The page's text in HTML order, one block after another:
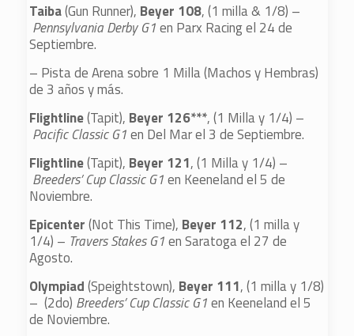
Taiba(Gun Runner), Beyer 108, (1 milla & 1/8) –
Pennsylvania Derby G1en Parx Racing el 24 de
Septiembre.
– Pista de Arena sobre 1 Milla (Machos y Hembras)
de 3 años y más.
Flightline(Tapit), Beyer 126***, (1 Milla y 1/4) –
Pacific Classic G1en Del Mar el 3 de Septiembre.
Flightline(Tapit), Beyer 121, (1 Milla y 1/4) –
Breeders’ Cup Classic G1en Keeneland el 5 de
Noviembre.
Epicenter(Not This Time), Beyer 112, (1 milla y
1/4) – Travers Stakes G1en Saratoga el 27 de
Agosto.
Olympiad(Speightstown), Beyer 111, (1 milla y 1/8)
– (2do) Breeders’ Cup Classic G1en Keeneland el 5
de Noviembre.